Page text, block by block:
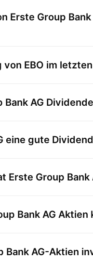
Erste Group Bank
von EBO im
Bank AG
eine gute
Erste Group Bank
Bank AG Aktien
Bank AG-Aktien